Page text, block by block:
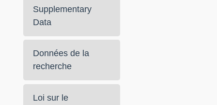
Supplementary
Data
Données de la
recherche
Loi sur le